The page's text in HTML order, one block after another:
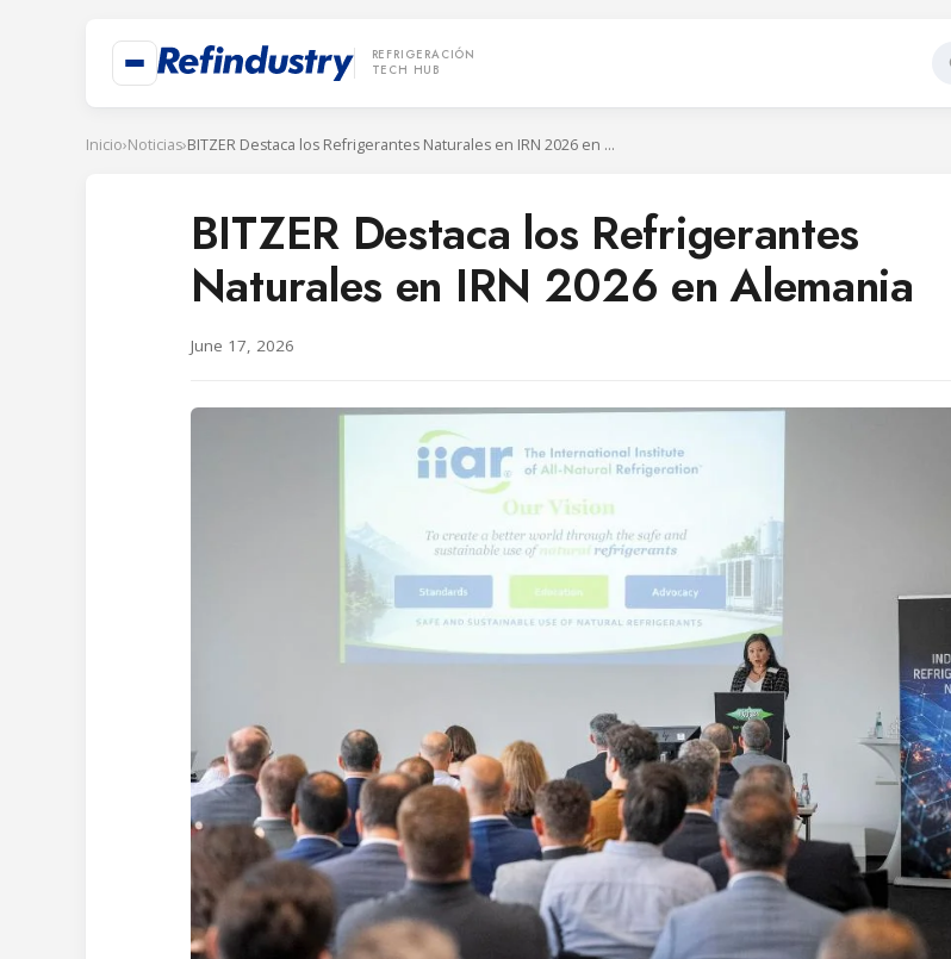
REFRIGERACIÓN
TECH HUB
Inicio›Noticias› BITZER Destaca los Refrigerantes Naturales en IRN 2026 en Alemania
BITZER Destaca los Refrigerantes
Naturales en IRN 2026 en Alemania
June 17, 2026